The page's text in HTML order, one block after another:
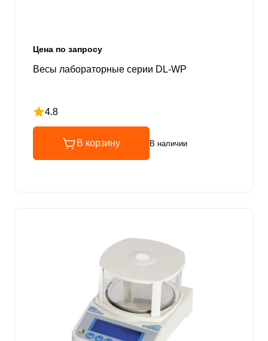
Цена по запросу
Весы лабораторные серии DL-WP
4.8
Рейтинг 4.8 из 5
В корзину В наличии